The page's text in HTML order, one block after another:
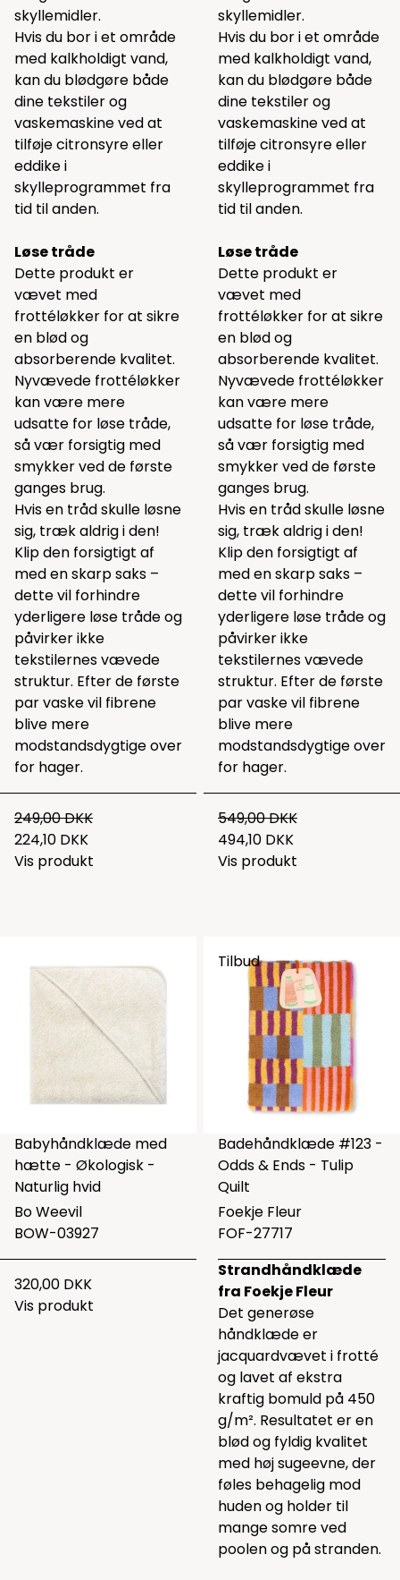
skyllemidler.
Hvis du bor i et område
med kalkholdigt vand,
kan du blødgøre både
dine tekstiler og
vaskemaskine ved at
tilføje citronsyre eller
eddike i
skylleprogrammet fra
tid til anden.
Løse tråde
Dette produkt er
vævet med
frottéløkker for at sikre
en blød og
absorberende kvalitet.
Nyvævede frottéløkker
kan være mere
udsatte for løse tråde,
så vær forsigtig med
smykker ved de første
ganges brug.
Hvis en tråd skulle løsne
sig, træk aldrig i den!
Klip den forsigtigt af
med en skarp saks –
dette vil forhindre
yderligere løse tråde og
påvirker ikke
tekstilernes vævede
struktur. Efter de første
par vaske vil fibrene
blive mere
modstandsdygtige over
for hager.
249,00 DKK
224,10 DKK
Vis produkt
skyllemidler.
Hvis du bor i et område
med kalkholdigt vand,
kan du blødgøre både
dine tekstiler og
vaskemaskine ved at
tilføje citronsyre eller
eddike i
skylleprogrammet fra
tid til anden.
Løse tråde
Dette produkt er
vævet med
frottéløkker for at sikre
en blød og
absorberende kvalitet.
Nyvævede frottéløkker
kan være mere
udsatte for løse tråde,
så vær forsigtig med
smykker ved de første
ganges brug.
Hvis en tråd skulle løsne
sig, træk aldrig i den!
Klip den forsigtigt af
med en skarp saks –
dette vil forhindre
yderligere løse tråde og
påvirker ikke
tekstilernes vævede
struktur. Efter de første
par vaske vil fibrene
blive mere
modstandsdygtige over
for hager.
549,00 DKK
494,10 DKK
Vis produkt
Babyhåndklæde med
hætte - Økologisk -
Naturlig hvid
Bo Weevil
BOW-03927
320,00 DKK
Vis produkt
Tilbud
Badehåndklæde #123 -
Odds & Ends - Tulip
Quilt
Foekje Fleur
FOF-27717
Strandhåndklæde
fra Foekje Fleur
Det generøse
håndklæde er
jacquardvævet i frotté
og lavet af ekstra
kraftig bomuld på 450
g/m². Resultatet er en
blød og fyldig kvalitet
med høj sugeevne, der
føles behagelig mod
huden og holder til
mange somre ved
poolen og på stranden.